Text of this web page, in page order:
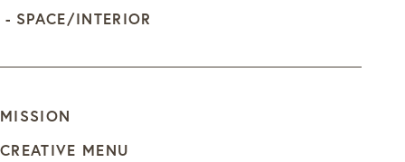
SPACE/INTERIOR
MISSION
CREATIVE MENU